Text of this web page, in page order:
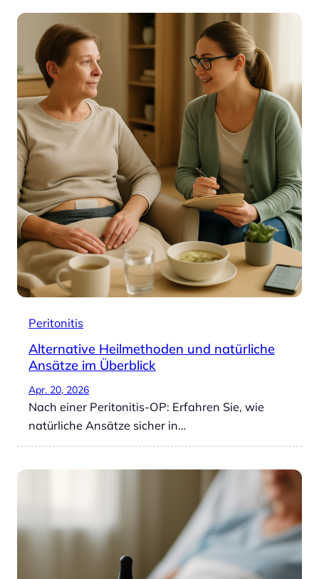
Peritonitis
Alternative Heilmethoden und natürliche
Ansätze im Überblick
Apr. 20, 2026
Nach einer Peritonitis-OP: Erfahren Sie, wie
natürliche Ansätze sicher in…